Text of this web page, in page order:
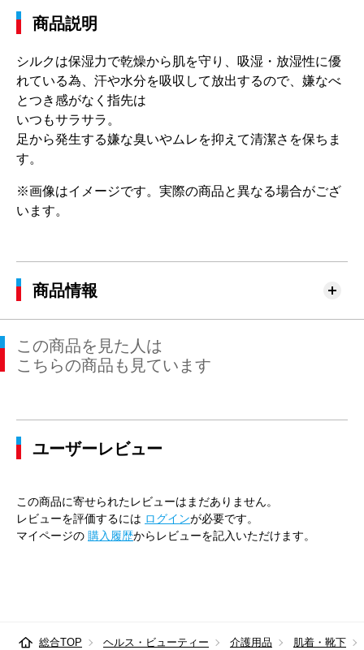
商品説明
シルクは保湿力で乾燥から肌を守り、吸湿・放湿性に優
れている為、汗や水分を吸収して放出するので、嫌なべ
とつき感がなく指先は
いつもサラサラ。
足から発生する嫌な臭いやムレを抑えて清潔さを保ちま
す。
※画像はイメージです。実際の商品と異なる場合がござ
います。
商品情報
この商品を見た人は
こちらの商品も見ています
ユーザーレビュー
この商品に寄せられたレビューはまだありません。
レビューを評価するには ログインが必要です。
マイページの 購入履歴からレビューを記入いただけます。
総合TOP ヘルス・ビューティー 介護用品 肌着・靴下